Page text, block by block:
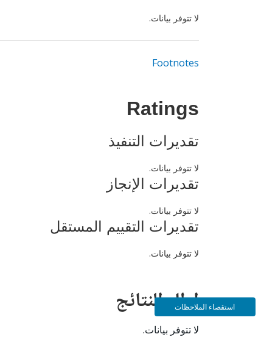
لا تتوفر بيانات.
Footnotes
Ratings
تقديرات التنفيذ
لا تتوفر بيانات.
تقديرات الإنجاز
لا تتوفر بيانات.
تقديرات التقييم المستقل
لا تتوفر بيانات.
إطار النتائج
لا تتوفر بيانات.
استقصاء الملاحظات